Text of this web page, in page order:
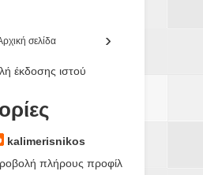
›
σελίδα
έκδοσης ιστού
kalimerisnikos
πλήρους προφίλ